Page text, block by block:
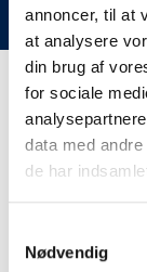
annoncer, til at
at analysere
din brug af
for sociale
data med
de har
Nødvendig
Vi takker for
Få
tjekke vores